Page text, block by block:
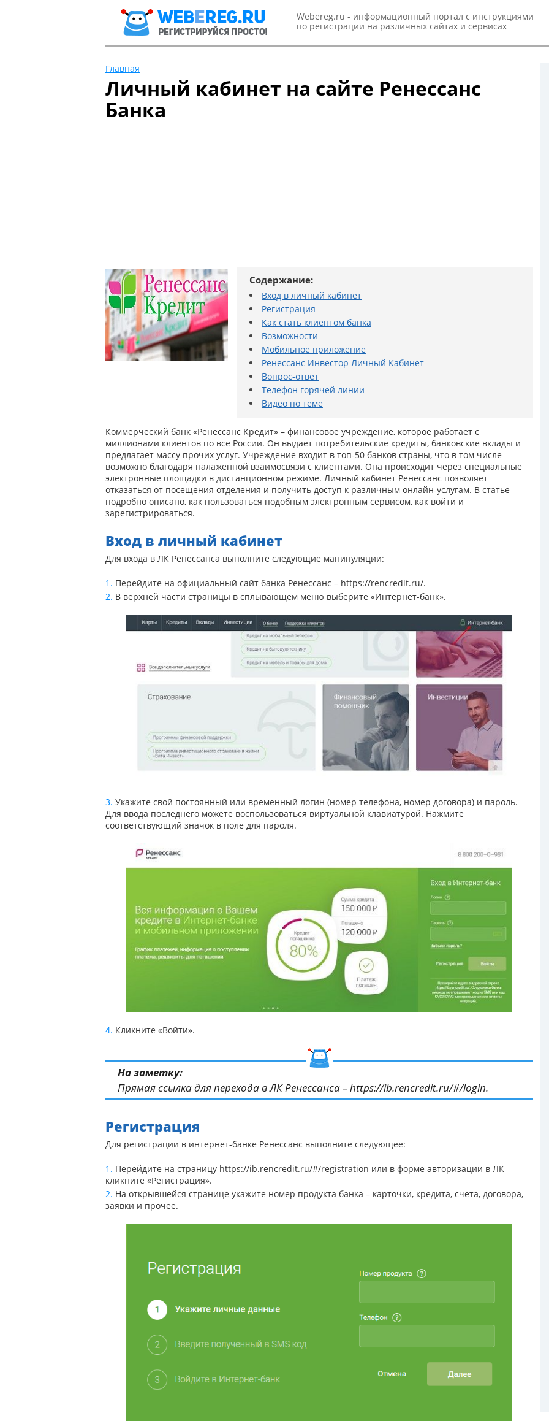
Webereg.ru - информационный портал с инструкциями
по регистрации на различных сайтах и сервисах
Главная
Личный кабинет на сайте Ренессанс
Банка
Содержание:
Вход в личный кабинет
Регистрация
Как стать клиентом банка
Возможности
Мобильное приложение
Ренессанс Инвестор Личный Кабинет
Вопрос-ответ
Телефон горячей линии
Видео по теме
Коммерческий банк «Ренессанс Кредит» – финансовое учреждение, которое работает с
миллионами клиентов по все России. Он выдает потребительские кредиты, банковские вклады и
предлагает массу прочих услуг. Учреждение входит в топ-50 банков страны, что в том числе
возможно благодаря налаженной взаимосвязи с клиентами. Она происходит через специальные
электронные площадки в дистанционном режиме. Личный кабинет Ренессанс позволяет
отказаться от посещения отделения и получить доступ к различным онлайн-услугам. В статье
подробно описано, как пользоваться подобным электронным сервисом, как войти и
зарегистрироваться.
Вход в личный кабинет
Для входа в ЛК Ренессанса выполните следующие манипуляции:
Перейдите на официальный сайт банка Ренессанс – https://rencredit.ru/.
В верхней части страницы в сплывающем меню выберите «Интернет-банк».
Укажите свой постоянный или временный логин (номер телефона, номер договора) и пароль.
Для ввода последнего можете воспользоваться виртуальной клавиатурой. Нажмите
соответствующий значок в поле для пароля.
Кликните «Войти».
На заметку:
Прямая ссылка для перехода в ЛК Ренессанса –https://ib.rencredit.ru/#/login.
Регистрация
Для регистрации в интернет-банке Ренессанс выполните следующее:
Перейдите на страницу https://ib.rencredit.ru/#/registration или в форме авторизации в ЛК
кликните «Регистрация».
На открывшейся странице укажите номер продукта банка – карточки, кредита, счета, договора,
заявки и прочее.